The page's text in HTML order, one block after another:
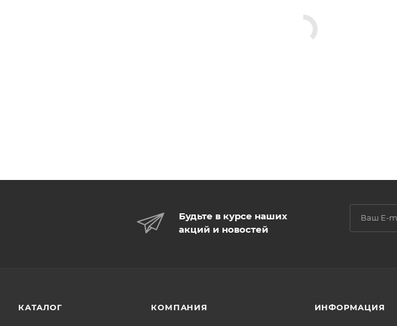
Будьте в курсе наших
акций и новостей
КАТАЛОГ КОМПАНИЯ ИНФОРМАЦИЯ